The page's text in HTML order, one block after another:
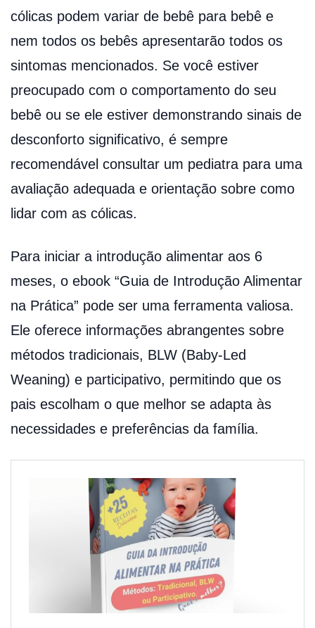
cólicas podem variar de bebê para bebê e
nem todos os bebês apresentarão todos os
sintomas mencionados. Se você estiver
preocupado com o comportamento do seu
bebê ou se ele estiver demonstrando sinais de
desconforto significativo, é sempre
recomendável consultar um pediatra para uma
avaliação adequada e orientação sobre como
lidar com as cólicas.
Para iniciar a introdução alimentar aos 6
meses, o ebook “Guia de Introdução Alimentar
na Prática” pode ser uma ferramenta valiosa.
Ele oferece informações abrangentes sobre
métodos tradicionais, BLW (Baby-Led
Weaning) e participativo, permitindo que os
pais escolham o que melhor se adapta às
necessidades e preferências da família.